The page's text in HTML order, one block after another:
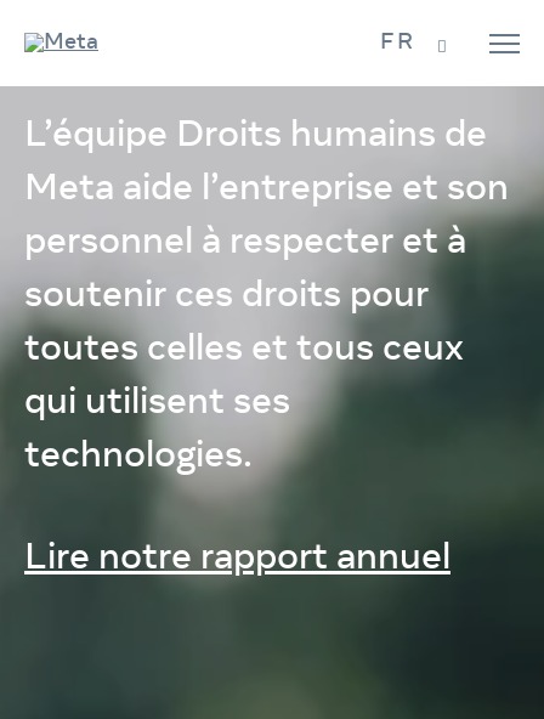
FR
L’équipe Droits humains de
Meta aide l’entreprise et son
personnel à respecter et à
soutenir ces droits pour
toutes celles et tous ceux
qui utilisent ses
technologies.
Lire notre rapport annuel